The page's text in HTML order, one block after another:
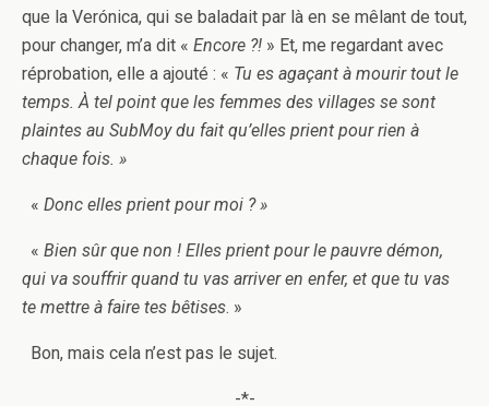
que la Verónica, qui se baladait par là en se mêlant de tout,
pour changer, m’a dit « Encore ?! » Et, me regardant avec
réprobation, elle a ajouté : « Tu es agaçant à mourir tout le
temps. À tel point que les femmes des villages se sont
plaintes au SubMoy du fait qu’elles prient pour rien à
chaque fois. »
« Donc elles prient pour moi ? »
« Bien sûr que non ! Elles prient pour le pauvre démon,
qui va souffrir quand tu vas arriver en enfer, et que tu vas
te mettre à faire tes bêtises. »
Bon, mais cela n’est pas le sujet.
-*-